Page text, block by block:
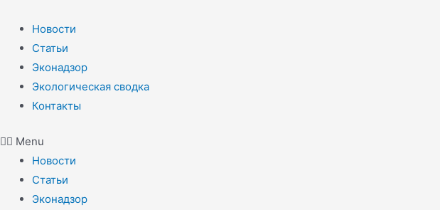
содержимому
Новости
Статьи
Эконадзор
Экологическая сводка
Контакты
Menu
Новости
Статьи
Эконадзор